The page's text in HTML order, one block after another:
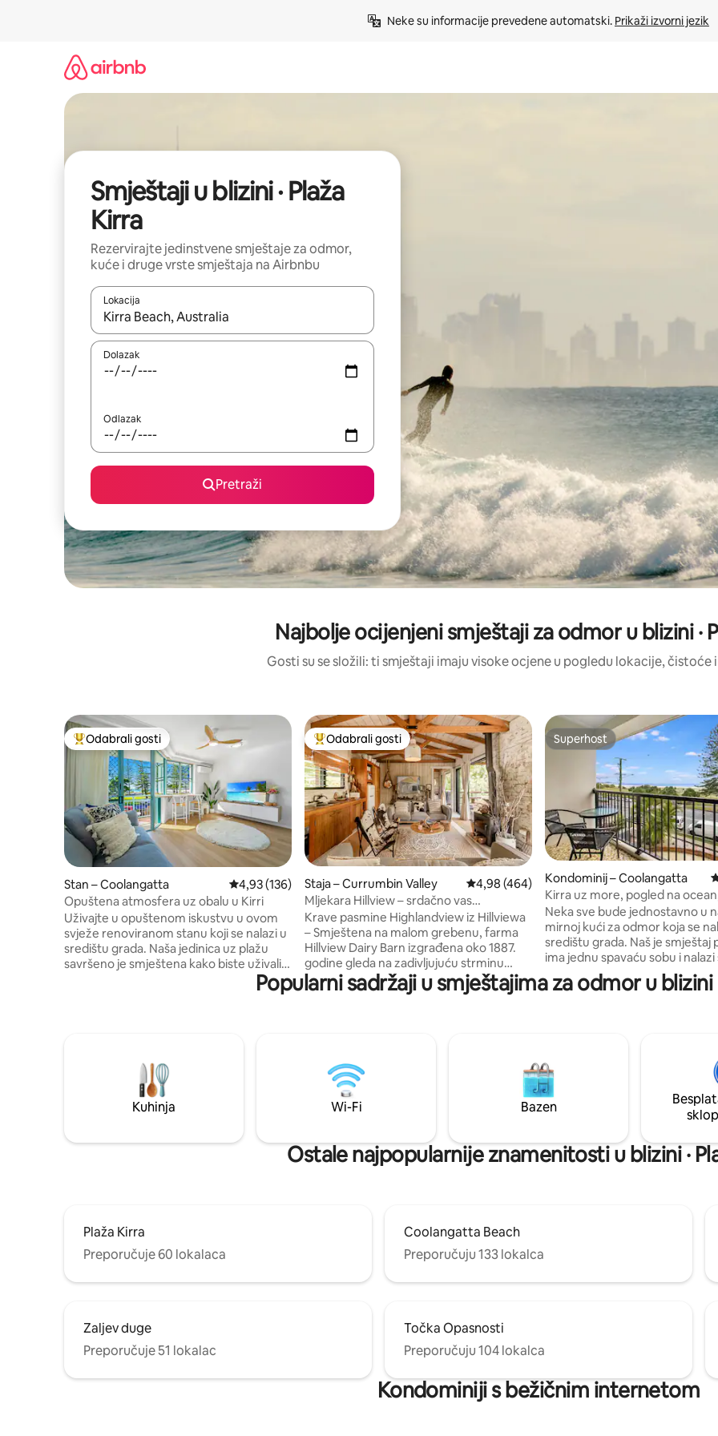
Neke su informacije prevedene automatski. Prikaži izvorni jezik
Smještaji u blizini · Plaža
Kirra
Rezervirajte jedinstvene smještaje za odmor,
kuće i druge vrste smještaja na Airbnbu
Lokacija
Kada budu dostupni rezultati, moći ćete ih pregledati koristeći se strelicama prema gore i prema dolje, kao i dodirom ili
Dolazak
Odlazak
Pretraži
Najbolje ocijenjeni smještaji za odmor u blizini ·
Gosti su se složili: ti smještaji imaju visoke ocjene u pogledu lokacije, čistoće
Među najviše rangiranima s oznakom „Odabrali gosti”
Odabrali gosti
Stan – Coolangatta Prosječna ocjena: 4,93/5, recenzija: 136
4,93 (136)
Opuštena atmosfera uz obalu u Kirri
Uživajte u opuštenom iskustvu u ovom
svježe renoviranom stanu koji se nalazi u
središtu grada. Naša jedinica uz plažu
savršeno je smještena kako biste uživali u
opuštajućem boravku uz plažu. To je
kratka šetnja do zastava u Kirra Beachu,
jednostavnoj pješačkoj udaljenosti uz
plažu Kirra. Krenite u kratku šetnju do
Coolangatte kako biste pristupili većem
broju restorana uz plažu.
Među najviše rangiranima s oznakom „Odabrali gosti”
Odabrali gosti
Staja – Currumbin Valley Prosječna ocjena: 4,98/5, recenzija: 464
4,98 (464)
Mljekara Hillview – srdačno vas
dočekujemo! Krave na farmi Highland
Krave pasmine Highlandview iz Hillviewa
– Smještena na malom grebenu, farma
Hillview Dairy Barn izgrađena oko 1887.
godine gleda na zadivljujuću strminu
planine Tallebudgera, Currumbin Creek i
poljoprivredni krajolik doline. 🐮 Dnevna
godina Old Dairy Bales bio je dio uspješne
mliječne farme u spektakularnom zaleđu
Gold Coast. Okruženo hektarima
poljoprivrednog zemljišta.
Superhost
Superhost
Kondominij – Coolangatta
Kirra uz more, pogled na
za do 5 osoba
Neka sve bude jednostavno u
mirnoj kući za odmor koja se
središtu grada. Naš je smještaj prostran,
ima jednu spavaću sobu i nalazi
samom srcu Kirre, na samo
koraka od plaže Kirra i na 5
pogled na ocean. To je savršeno mjesto
za uživanje u izlasku sunca
promatranje kitova zimi i
nakon dugog dana na plaži.
Popularni sadržaji u smještajima za odmor u blizini
Kuhinja Wi-Fi Bazen
Ostale najpopularnije znamenitosti u blizini ·
Plaža Kirra
Preporučuje 60 lokalaca
Coolangatta Beach
Preporučuju 133 lokalca
Zaljev duge
Preporučuje 51 lokalac
Točka Opasnosti
Preporučuju 104 lokalca
Kondominiji s bežičnim internetom